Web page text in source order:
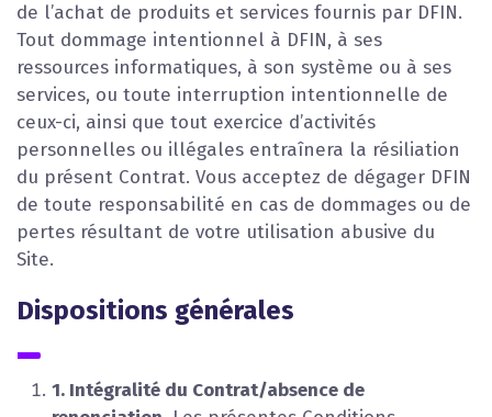
de l’achat de produits et services fournis par DFIN.
Tout dommage intentionnel à DFIN, à ses
ressources informatiques, à son système ou à ses
services, ou toute interruption intentionnelle de
ceux-ci, ainsi que tout exercice d’activités
personnelles ou illégales entraînera la résiliation
du présent Contrat. Vous acceptez de dégager DFIN
de toute responsabilité en cas de dommages ou de
pertes résultant de votre utilisation abusive du
Site.
Dispositions générales
1. Intégralité du Contrat/absence de